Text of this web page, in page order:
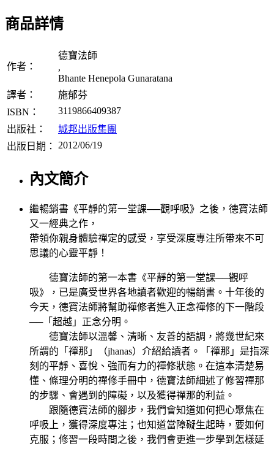
商品詳情
作者：
德寶法師
,
Bhante Henepola Gunaratana
譯者：
施郁芬
ISBN：
3119866409387
出版社：
城邦出版集團
出版日期：
2012/06/19
內文簡介
繼暢銷書《平靜的第一堂課──觀呼吸》之後，德寶法師
又一經典之作，
帶領你親身體驗禪定的感受，享受深度專注所帶來不可
思議的心靈平靜！
德寶法師的第一本書《平靜的第一堂課──觀呼
吸》，已是廣受世界各地讀者歡迎的暢銷書。十年後的
今天，德寶法師將幫助禪修者進入正念禪修的下一階段
──「超越」正念分明。
德寶法師以溫馨、清晰、友善的語調，將幾世紀來
所謂的「禪那」（jhanas）介紹給讀者。「禪那」是指深
刻的平靜、喜悅、強而有力的禪修狀態。在這本清楚易
懂、條理分明的禪修手冊中，德寶法師細述了修習禪那
的步驟、會遇到的障礙，以及獲得禪那的利益。
跟隨德寶法師的腳步，我們會知道如何把心聚焦在
呼吸上，獲得深度專注；也知道當障礙生起時，要如何
克服；修習一段時間之後，我們會更進一步學到怎樣延